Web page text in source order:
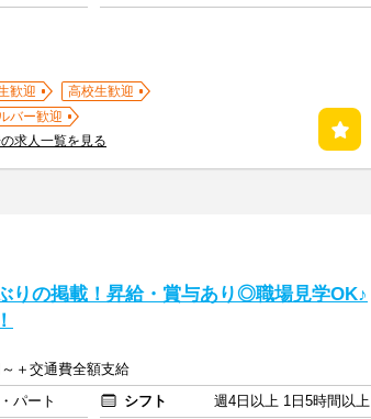
歓迎
高校生歓迎
バー歓迎
求人一覧を見る
りの掲載！昇給・賞与あり◎職場見学OK♪
＋交通費全額支給
パート シフト
週4日以上 1日5時間以上